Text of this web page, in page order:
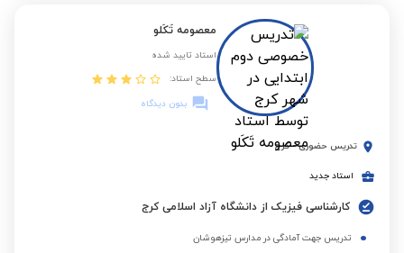
معصومه تَکَلو
استاد تایید شده
سطح استاد:
بدون دیدگاه
تدریس حضوری - کرج
استاد جدید
کارشناسی فیزیک از دانشگاه آزاد اسلامی کرج
تدریس جهت آمادگی در مدارس تیزهوشان